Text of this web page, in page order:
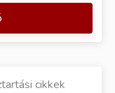
cikkek